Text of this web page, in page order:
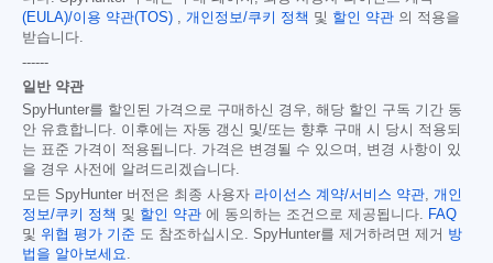
(EULA)/이용 약관(TOS)
개인정보/쿠키 정책 및 할인 약관 의 적용을
받습니다.
------
일반 약관
SpyHunter를 할인된 가격으로 구매하신 경우, 해당 할인 구독 기간 동
안 유효합니다. 이후에는 자동 갱신 및/또는 향후 구매 시 당시 적용되
는 표준 가격이 적용됩니다. 가격은 변경될 수 있으며, 변경 사항이 있
을 경우 사전에 알려드리겠습니다.
모든 SpyHunter 버전은 최종 사용자 라이선스 계약/서비스 약관
개인
정보/쿠키 정책 및 할인 약관 에 동의하는 조건으로 제공됩니다.
FAQ
및 위협 평가 기준 도 참조하십시오. SpyHunter를 제거하려면 제거 방
법을 알아보세요